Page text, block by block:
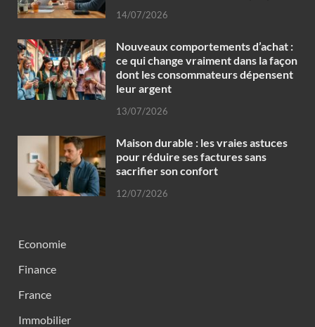
14/07/2026
Nouveaux comportements d’achat :
ce qui change vraiment dans la façon
dont les consommateurs dépensent
leur argent
13/07/2026
Maison durable : les vraies astuces
pour réduire ses factures sans
sacrifier son confort
12/07/2026
Economie
Finance
France
Immobilier